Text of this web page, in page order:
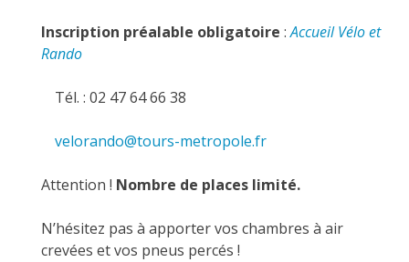
Inscription préalable obligatoire :Accueil Vélo et
Rando
Tél. : 02 47 64 66 38
velorando@tours-metropole.fr
Attention ! Nombre de places limité.
N’hésitez pas à apporter vos chambres à air
crevées et vos pneus percés !